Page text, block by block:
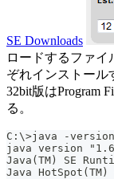
SE Downloads
ロードするファイ
ぞれインストール
32bit版はProgram
る。
C:\>java -version
java version
Java(TM) SE
Java